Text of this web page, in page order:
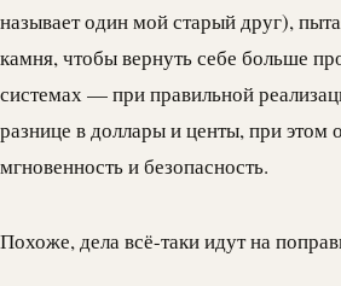
называет один мой старый друг),
камня, чтобы вернуть себе больше
системах — при правильной
разнице в доллары и центы, при этом
мгновенность и безопасность.
Похоже, дела всё-таки идут на